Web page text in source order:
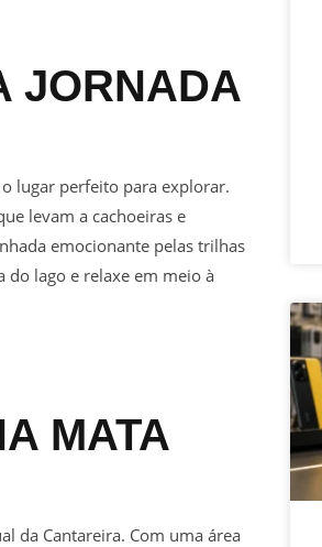
JORNADA
lugar perfeito para explorar.
levam a cachoeiras e
emocionante pelas trilhas
do lago e relaxe em meio à
MATA
da Cantareira. Com uma área